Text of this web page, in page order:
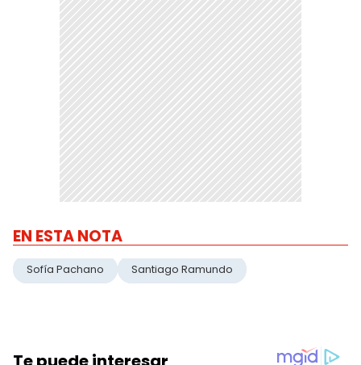
EN ESTA NOTA
Sofía Pachano Santiago Ramundo